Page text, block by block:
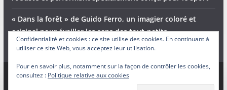
« Dans la forêt » de Guido Ferro, un imagier coloré et
original pour éveiller les sens des tout-petits
Confidentialité et cookies : ce site utilise des cookies. En continuant à
utiliser ce site Web, vous acceptez leur utilisation.
Pour en savoir plus, notamment sur la façon de contrôler les cookies,
consultez : Politique relative aux cookies